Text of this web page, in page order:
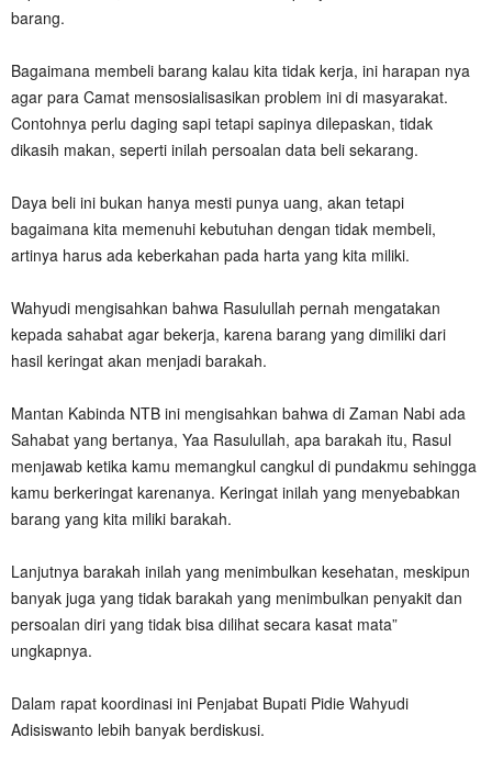
barang.
Bagaimana membeli barang kalau kita tidak kerja, ini harapan nya
agar para Camat mensosialisasikan problem ini di masyarakat.
Contohnya perlu daging sapi tetapi sapinya dilepaskan, tidak
dikasih makan, seperti inilah persoalan data beli sekarang.
Daya beli ini bukan hanya mesti punya uang, akan tetapi
bagaimana kita memenuhi kebutuhan dengan tidak membeli,
artinya harus ada keberkahan pada harta yang kita miliki.
Wahyudi mengisahkan bahwa Rasulullah pernah mengatakan
kepada sahabat agar bekerja, karena barang yang dimiliki dari
hasil keringat akan menjadi barakah.
Mantan Kabinda NTB ini mengisahkan bahwa di Zaman Nabi ada
Sahabat yang bertanya, Yaa Rasulullah, apa barakah itu, Rasul
menjawab ketika kamu memangkul cangkul di pundakmu sehingga
kamu berkeringat karenanya. Keringat inilah yang menyebabkan
barang yang kita miliki barakah.
Lanjutnya barakah inilah yang menimbulkan kesehatan, meskipun
banyak juga yang tidak barakah yang menimbulkan penyakit dan
persoalan diri yang tidak bisa dilihat secara kasat mata”
ungkapnya.
Dalam rapat koordinasi ini Penjabat Bupati Pidie Wahyudi
Adisiswanto lebih banyak berdiskusi.